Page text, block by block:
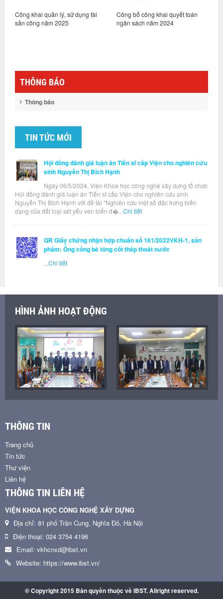
Công khai quản lý, sử dụng tài
sản công năm 2025
Công bố công khai quyết toán
ngân sách năm 2024
THÔNG BÁO
Thông báo
TIN TỨC MỚI
Hội đồng đánh giá luận án Tiến sĩ cấp Viện cho nghiên cứu
sinh Nguyễn Thị Bích Hạnh
Ngày 06/5/2024, Viện Khoa học công nghệ xây dựng tổ chức
Hội đồng đánh giá luận án Tiến sĩ cấp Viện cho nghiên cứu sinh
Nguyễn Thị Bích Hạnh với đề tài "Nghiên cứu một số đặc trưng biến
dạng của đất loại sét yếu ven biển đ�... Chi tiết
QR Giấy chứng nhận hợp chuẩn số 161/2022VKH-1, sản
phẩm: Ống cống bê tông cốt thép thoát nước
Chi tiết
HÌNH ẢNH HOẠT ĐỘNG
THÔNG TIN
Trang chủ
Tin tức
Thư viện
Liên hệ
THÔNG TIN LIÊN HỆ
VIỆN KHOA HỌC CÔNG NGHỆ XÂY DỰNG
Địa chỉ: 81 phố Trần Cung, Nghĩa Đô, Hà Nội
Điện thoại: 024 3754 4196
Email: vkhcnxd@ibst.vn
Website: https://www.ibst.vn/
© Copyright 2015 Bản quyền thuộc về IBST. Allright reserved.